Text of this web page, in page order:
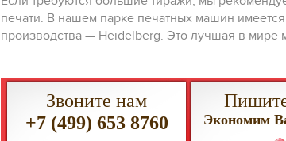
печати. В нашем парке печатных машин
производства — Heidelberg. Это лучшая в мире
Звоните нам
+7 (499) 653 8760
Экономим